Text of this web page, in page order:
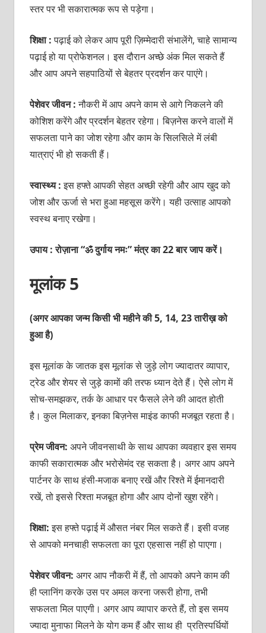
स्तर पर भी सकारात्मक रूप से पड़ेगा।
शिक्षा :पढ़ाई को लेकर आप पूरी ज़िम्मेदारी संभालेंगे, चाहे सामान्य
पढ़ाई हो या प्रोफेशनल। इस दौरान अच्छे अंक मिल सकते हैं
और आप अपने सहपाठियों से बेहतर प्रदर्शन कर पाएंगे।
पेशेवर जीवन :नौकरी में आप अपने काम से आगे निकलने की
कोशिश करेंगे और प्रदर्शन बेहतर रहेगा। बिज़नेस करने वालों में
सफलता पाने का जोश रहेगा और काम के सिलसिले में लंबी
यात्राएं भी हो सकती हैं।
स्वास्थ्य :इस हफ्ते आपकी सेहत अच्छी रहेगी और आप खुद को
जोश और ऊर्जा से भरा हुआ महसूस करेंगे। यही उत्साह आपको
स्वस्थ बनाए रखेगा।
उपाय : रोज़ाना “ॐ दुर्गाय नमः” मंत्र का 22 बार जाप करें।
मूलांक 5
(अगर आपका जन्म किसी भी महीने की 5, 14, 23 तारीख़ को
हुआ है)
इस मूलांक के जातक इस मूलांक से जुड़े लोग ज्यादातर व्यापार,
ट्रेड और शेयर से जुड़े कामों की तरफ ध्यान देते हैं। ऐसे लोग में
सोच-समझकर, तर्क के आधार पर फैसले लेने की आदत होती
है। कुल मिलाकर, इनका बिज़नेस माइंड काफी मजबूत रहता है।
प्रेम जीवन: अपने जीवनसाथी के साथ आपका व्यवहार इस समय
काफी सकारात्मक और भरोसेमंद रह सकता है। अगर आप अपने
पार्टनर के साथ हंसी-मजाक बनाए रखें और रिश्ते में ईमानदारी
रखें, तो इससे रिश्ता मजबूत होगा और आप दोनों खुश रहेंगे।
शिक्षा:इस हफ्ते पढ़ाई में औसत नंबर मिल सकते हैं। इसी वजह
से आपको मनचाही सफलता का पूरा एहसास नहीं हो पाएगा।
पेशेवर जीवन: अगर आप नौकरी में हैं, तो आपको अपने काम की
ही प्लानिंग करके उस पर अमल करना जरूरी होगा, तभी
सफलता मिल पाएगी। अगर आप व्यापार करते हैं, तो इस समय
ज्यादा मुनाफा मिलने के योग कम हैं और साथ ही प्रतिस्पर्धियों